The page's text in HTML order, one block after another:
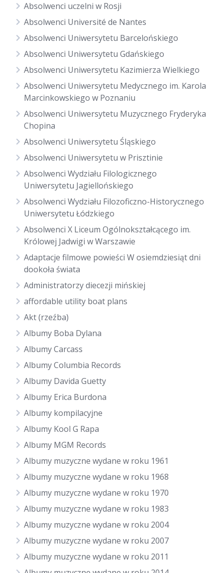
Absolwenci uczelni w Rosji
Absolwenci Université de Nantes
Absolwenci Uniwersytetu Barcelońskiego
Absolwenci Uniwersytetu Gdańskiego
Absolwenci Uniwersytetu Kazimierza Wielkiego
Absolwenci Uniwersytetu Medycznego im. Karola
Marcinkowskiego w Poznaniu
Absolwenci Uniwersytetu Muzycznego Fryderyka
Chopina
Absolwenci Uniwersytetu Śląskiego
Absolwenci Uniwersytetu w Prisztinie
Absolwenci Wydziału Filologicznego
Uniwersytetu Jagiellońskiego
Absolwenci Wydziału Filozoficzno-Historycznego
Uniwersytetu Łódzkiego
Absolwenci X Liceum Ogólnokształcącego im.
Królowej Jadwigi w Warszawie
Adaptacje filmowe powieści W osiemdziesiąt dni
dookoła świata
Administratorzy diecezji mińskiej
affordable utility boat plans
Akt (rzeźba)
Albumy Boba Dylana
Albumy Carcass
Albumy Columbia Records
Albumy Davida Guetty
Albumy Erica Burdona
Albumy kompilacyjne
Albumy Kool G Rapa
Albumy MGM Records
Albumy muzyczne wydane w roku 1961
Albumy muzyczne wydane w roku 1968
Albumy muzyczne wydane w roku 1970
Albumy muzyczne wydane w roku 1983
Albumy muzyczne wydane w roku 2004
Albumy muzyczne wydane w roku 2007
Albumy muzyczne wydane w roku 2011